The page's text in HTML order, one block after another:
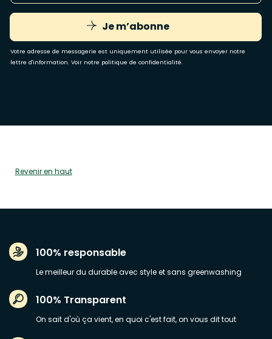
Je m’abonne
Votre adresse de messagerie est uniquement utilisée pour vous envoyer notre
lettre d'information. Voir notre politique de confidentialité
Revenir en haut
100% responsable
Le meilleur du durable avec style et sans greenwashing
100% Transparent
On sait d'où ça vient, en quoi c'est fait, on vous dit tout